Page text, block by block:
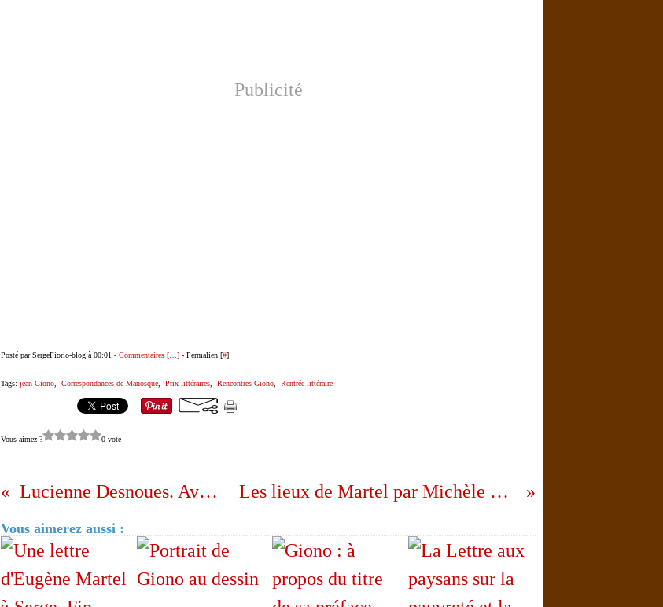
Publicité
Posté par SergeFiorio-blog à 00:01 - Commentaires [ ] - Permalien [#]
Tags: jean Giono Correspondances de Manosque Prix littéraires Rencontres Giono Rentrée littéraire
Vous aimez ? 0 vote
Lucienne Desnoues. Avoir l'air. Les lieux de Martel par Michèle Écochard.
Vous aimerez aussi :